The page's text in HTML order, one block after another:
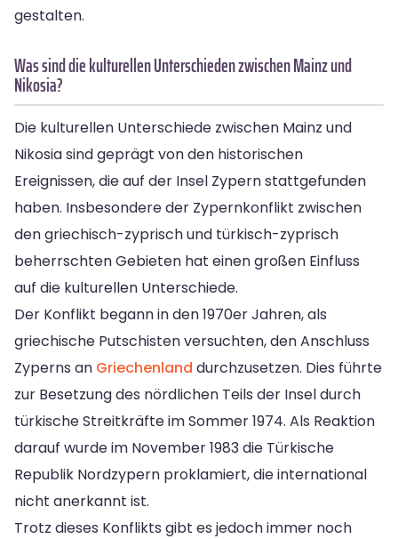
gestalten.
Was sind die kulturellen Unterschieden zwischen Mainz und
Nikosia?
Die kulturellen Unterschiede zwischen Mainz und
Nikosia sind geprägt von den historischen
Ereignissen, die auf der Insel Zypern stattgefunden
haben. Insbesondere der Zypernkonflikt zwischen
den griechisch-zyprisch und türkisch-zyprisch
beherrschten Gebieten hat einen großen Einfluss
auf die kulturellen Unterschiede.
Der Konflikt begann in den 1970er Jahren, als
griechische Putschisten versuchten, den Anschluss
Zyperns an Griechenland durchzusetzen. Dies führte
zur Besetzung des nördlichen Teils der Insel durch
türkische Streitkräfte im Sommer 1974. Als Reaktion
darauf wurde im November 1983 die Türkische
Republik Nordzypern proklamiert, die international
nicht anerkannt ist.
Trotz dieses Konflikts gibt es jedoch immer noch